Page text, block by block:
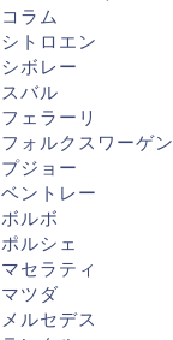
コラム
シトロエン
シボレー
スバル
フェラーリ
フォルクスワーゲン
プジョー
ベントレー
ボルボ
ポルシェ
マセラティ
マツダ
メルセデス